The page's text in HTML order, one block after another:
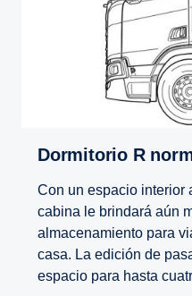
Dormitorio R
Con un espacio interior
cabina le brindará aún
almacenamiento para
casa. La edición de
espacio para hasta